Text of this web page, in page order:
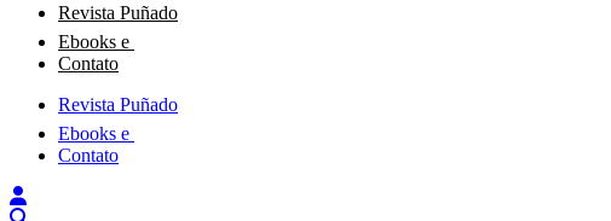
Revista Puñado
Ebooks e
Contato
Revista Puñado
Ebooks e
Contato